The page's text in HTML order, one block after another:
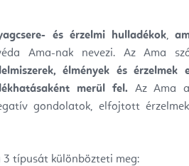
és érzelmi hulladékok,
Ama-nak nevezi. Az Ama
élmények és érzelmek
merül fel. Az Ama
gondolatok, elfojtott
3 típusát különbözteti meg: